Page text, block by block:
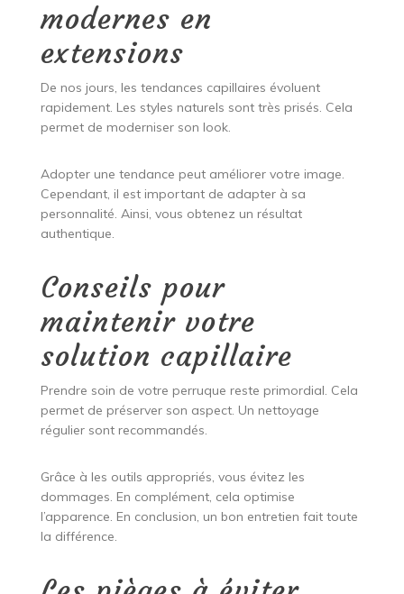
modernes en
extensions
De nos jours, les tendances capillaires évoluent
rapidement. Les styles naturels sont très prisés. Cela
permet de moderniser son look.
Adopter une tendance peut améliorer votre image.
Cependant, il est important de adapter à sa
personnalité. Ainsi, vous obtenez un résultat
authentique.
Conseils pour
maintenir votre
solution capillaire
Prendre soin de votre perruque reste primordial. Cela
permet de préserver son aspect. Un nettoyage
régulier sont recommandés.
Grâce à les outils appropriés, vous évitez les
dommages. En complément, cela optimise
l’apparence. En conclusion, un bon entretien fait toute
la différence.